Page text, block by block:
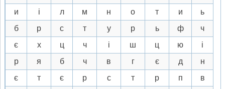
и
і л м н о т и
ь
б
р с т у р ь ф
ч
є
х ц ч і ш ц ю
і
р
я б ч в г є д
н
є
т є р с т р п
в